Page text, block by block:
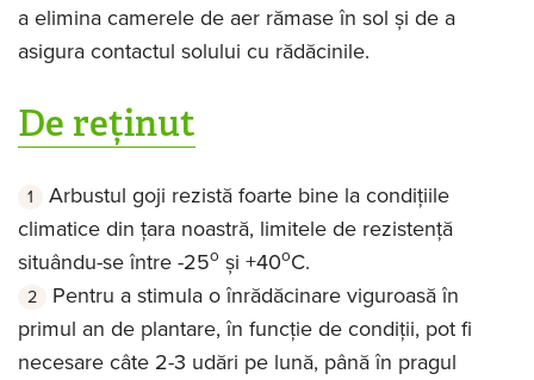
a elimina camerele de aer rămase în sol și de a
asigura contactul solului cu rădăcinile.
De reținut
Arbustul goji rezistă foarte bine la condițiile
climatice din țara noastră, limitele de rezistență
situându-se între -25o și +40oC.
Pentru a stimula o înrădăcinare viguroasă în
primul an de plantare, în funcție de condiții, pot fi
necesare câte 2-3 udări pe lună, până în pragul